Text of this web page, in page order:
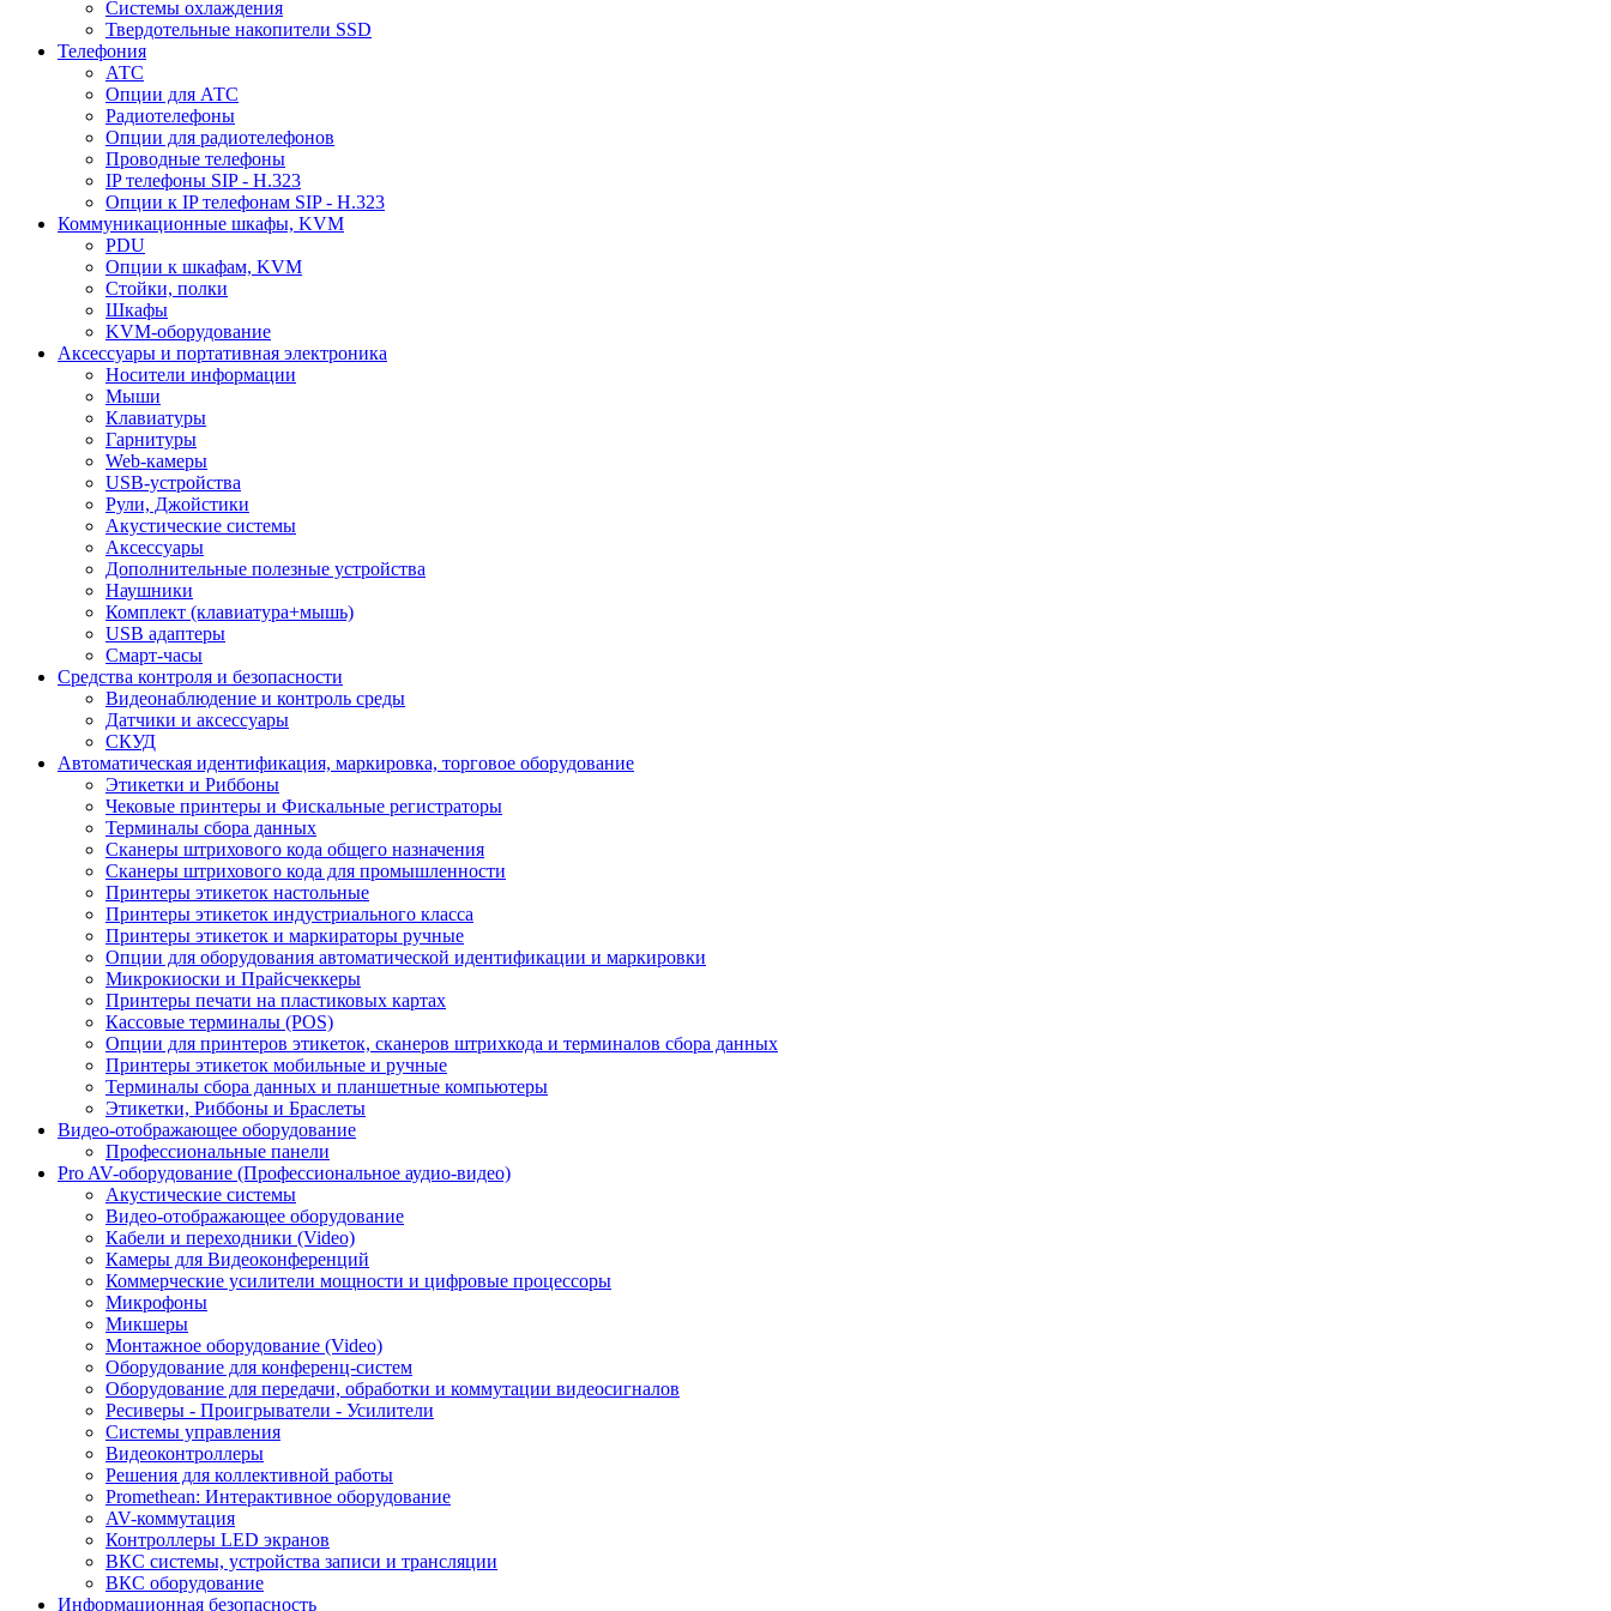
Системы охлаждения
Твердотельные накопители SSD
Телефония
АТС
Опции для АТС
Радиотелефоны
Опции для радиотелефонов
Проводные телефоны
IP телефоны SIP - H.323
Опции к IP телефонам SIP - H.323
Коммуникационные шкафы, KVM
PDU
Опции к шкафам, KVM
Стойки, полки
Шкафы
KVM-оборудование
Аксессуары и портативная электроника
Носители информации
Мыши
Клавиатуры
Гарнитуры
Web-камеры
USB-устройства
Рули, Джойстики
Акустические системы
Аксессуары
Дополнительные полезные устройства
Наушники
Комплект (клавиатура+мышь)
USB адаптеры
Смарт-часы
Средства контроля и безопасности
Видеонаблюдение и контроль среды
Датчики и аксессуары
СКУД
Автоматическая идентификация, маркировка, торговое оборудование
Этикетки и Риббоны
Чековые принтеры и Фискальные регистраторы
Терминалы сбора данных
Сканеры штрихового кода общего назначения
Сканеры штрихового кода для промышленности
Принтеры этикеток настольные
Принтеры этикеток индустриального класса
Принтеры этикеток и маркираторы ручные
Опции для оборудования автоматической идентификации и маркировки
Микрокиоски и Прайсчеккеры
Принтеры печати на пластиковых картах
Кассовые терминалы (POS)
Опции для принтеров этикеток, сканеров штрихкода и терминалов сбора данных
Принтеры этикеток мобильные и ручные
Терминалы сбора данных и планшетные компьютеры
Этикетки, Риббоны и Браслеты
Видео-отображающее оборудование
Профессиональные панели
Pro AV-оборудование (Профессиональное аудио-видео)
Акустические системы
Видео-отображающее оборудование
Кабели и переходники (Video)
Камеры для Видеоконференций
Коммерческие усилители мощности и цифровые процессоры
Микрофоны
Микшеры
Монтажное оборудование (Video)
Оборудование для конференц-систем
Оборудование для передачи, обработки и коммутации видеосигналов
Ресиверы - Проигрыватели - Усилители
Системы управления
Видеоконтроллеры
Решения для коллективной работы
Promethean: Интерактивное оборудование
AV-коммутация
Контроллеры LED экранов
ВКС системы, устройства записи и трансляции
ВКС оборудование
Информационная безопасность